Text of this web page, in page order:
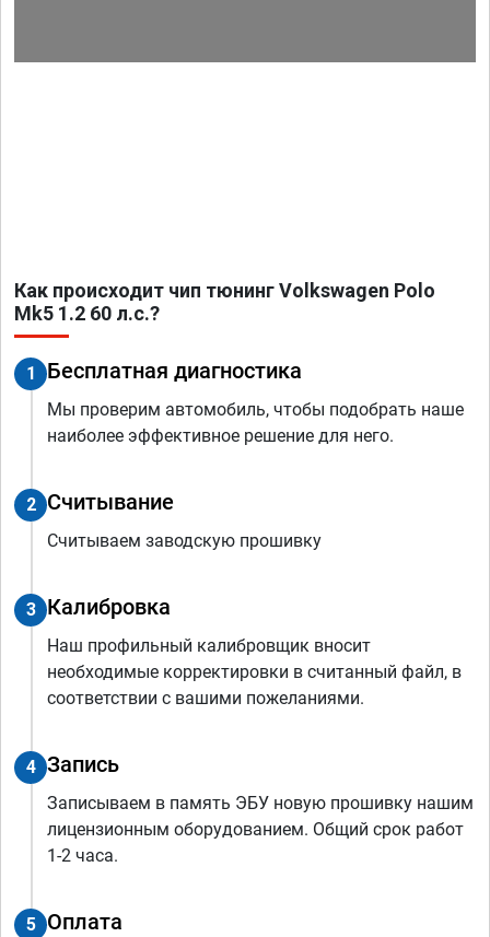
Как происходит чип тюнинг Volkswagen Polo
Mk5 1.2 60 л.с.?
1 Бесплатная диагностика
Мы проверим автомобиль, чтобы подобрать наше
наиболее эффективное решение для него.
2 Считывание
Считываем заводскую прошивку
3 Калибровка
Наш профильный калибровщик вносит
необходимые корректировки в считанный файл, в
соответствии с вашими пожеланиями.
4 Запись
Записываем в память ЭБУ новую прошивку нашим
лицензионным оборудованием. Общий срок работ
1-2 часа.
5 Оплата